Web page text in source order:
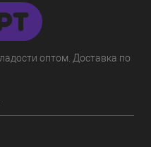
оптом. Доставка по